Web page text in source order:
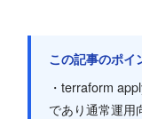
この記事のポイ
・terraform
であり通常運用